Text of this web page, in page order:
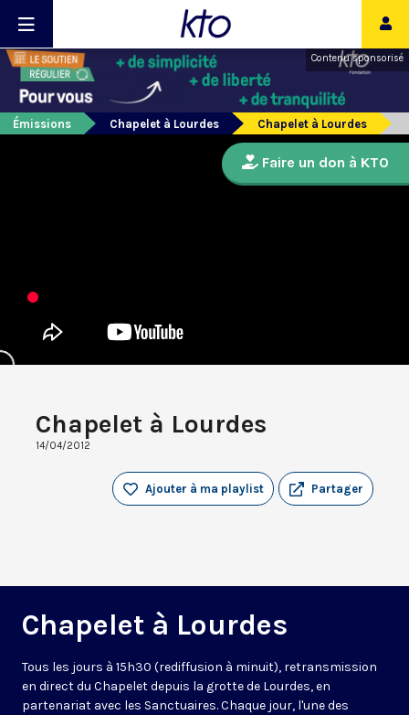
Contenu sponsorisé
Émissions Chapelet à Lourdes Chapelet à Lourdes
Chapelet à Lourdes
14/04/2012
Partager
Ajouter à ma playlist
Chapelet à Lourdes
Tous les jours à 15h30 (rediffusion à minuit), retransmission
en direct du Chapelet depuis la grotte de Lourdes, en
partenariat avec les Sanctuaires. Chaque jour, l'une des
Faire un don à KTO